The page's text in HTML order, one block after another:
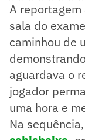
A reportagem
sala do
caminhou de
aguardava o
jogador
uma hora e
Na sequência,